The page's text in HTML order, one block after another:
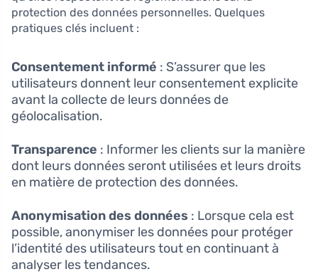
protection des données personnelles. Quelques
pratiques clés incluent :
Consentement informé : S’assurer que les
utilisateurs donnent leur consentement explicite
avant la collecte de leurs données de
géolocalisation.
Transparence : Informer les clients sur la manière
dont leurs données seront utilisées et leurs droits
en matière de protection des données.
Anonymisation des données : Lorsque cela est
possible, anonymiser les données pour protéger
l’identité des utilisateurs tout en continuant à
analyser les tendances.